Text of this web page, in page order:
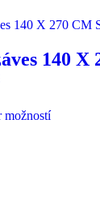
140 X
možností